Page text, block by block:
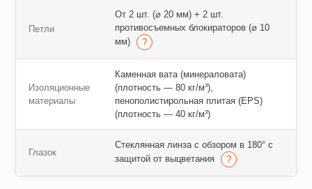
Петли
От 2 шт. (⌀ 20 мм) + 2 шт.
противосъемных блокираторов (⌀ 10
мм)
Изоляционные
материалы
Каменная вата (минераловата)
(плотность — 80 кг/м³),
пенополистирольная плитая (EPS)
(плотность — 40 кг/м³)
Глазок
Стеклянная линза с обзором в 180° с
защитой от выцветания